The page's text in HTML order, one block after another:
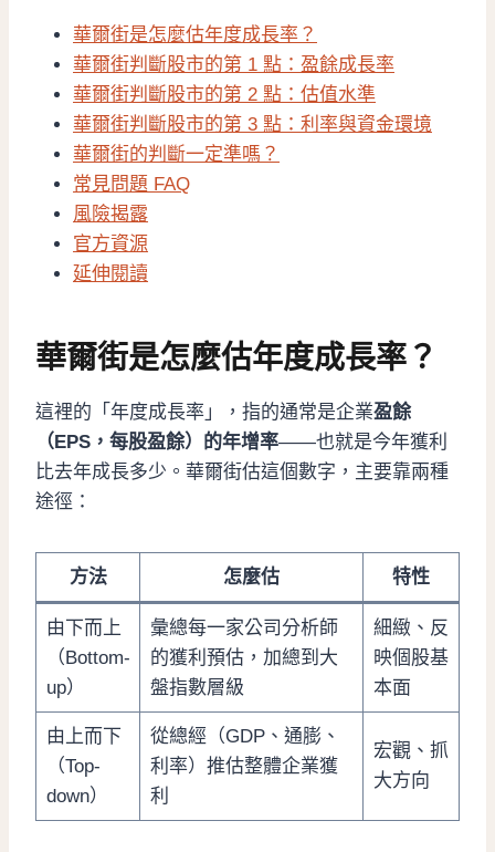
華爾街是怎麼估年度成長率？
華爾街判斷股市的第 1 點：盈餘成長率
華爾街判斷股市的第 2 點：估值水準
華爾街判斷股市的第 3 點：利率與資金環境
華爾街的判斷一定準嗎？
常見問題 FAQ
風險揭露
官方資源
延伸閱讀
華爾街是怎麼估年度成長率？
這裡的「年度成長率」，指的通常是企業盈餘
（EPS，每股盈餘）的年增率——也就是今年獲利
比去年成長多少。華爾街估這個數字，主要靠兩種
途徑：
方法 怎麼估 特性
由下而上
（Bottom-
up）
彙總每一家公司分析師
的獲利預估，加總到大
盤指數層級
細緻、反
映個股基
本面
由上而下
（Top-
down）
從總經（GDP、通膨、
利率）推估整體企業獲
利
宏觀、抓
大方向